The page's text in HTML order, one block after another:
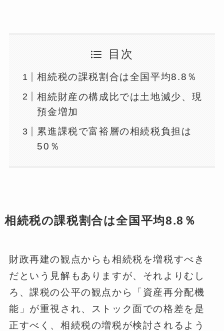
目次
相続税の課税割合は全国平均8.8％
相続財産の構成比では土地減少、現
預金増加
累進課税で富裕層の相続税負担は
50％
相続税の課税割合は全国平均8.8％
財政再建の観点からも相続税を増税すべき
だという見解もありますが、それよりむし
ろ、課税の公平の観点から「資産再分配機
能」が重視され、ストック面での格差を是
正すべく、相続税の増税が検討されるよう